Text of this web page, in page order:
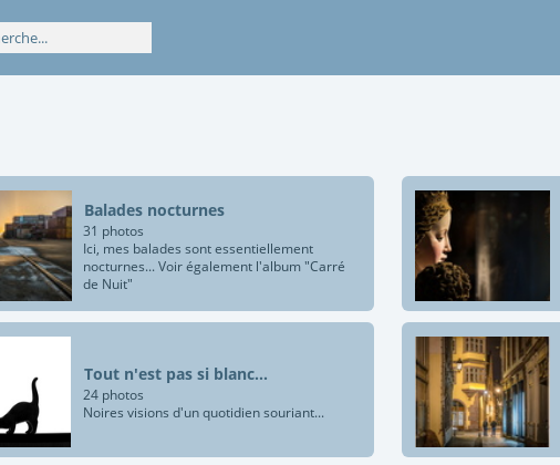
Balades nocturnes
31 photos
Ici, mes balades sont essentiellement
nocturnes... Voir également l'album "Carré
de Nuit"
Tout n'est pas si blanc...
24 photos
Noires visions d'un quotidien souriant...